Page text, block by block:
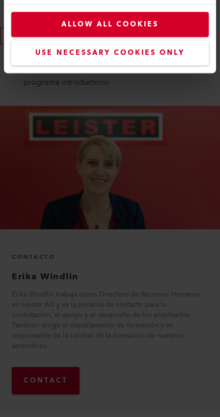
ALLOW ALL COOKIES
USE NECESSARY COOKIES ONLY
Inicio del aprendizaje
Junto con los nuevos practicantes, le damos la
bienvenida a la profesión técnica y comercial en el
programa introductorio.
CONTACTO
Erika Windlin
Erika Windlin trabaja como Directora de Recursos Humanos
en Leister AG y es la persona de contacto para la
contratación, el apoyo y el desarrollo de los empleados.
También dirige el departamento de formación y es
responsable de la calidad de la formación de nuestros
aprendices.
CONTACT